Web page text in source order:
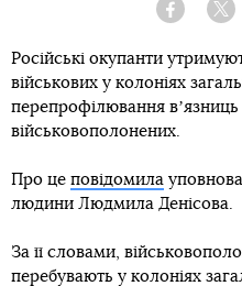
Facebook
Російські окупанти
військових у колоніях
перепрофілювання
військовополонених.
Про це повідомила
людини Людмила Денісова.
За її словами,
перебувають у колоніях